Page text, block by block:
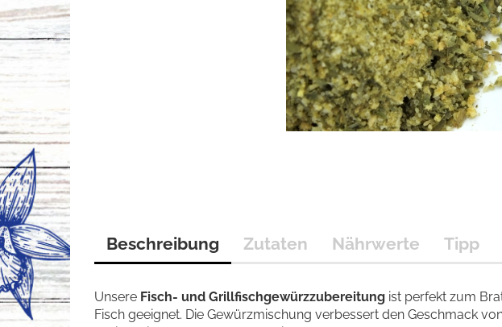
Beschreibung Zutaten Nährwerte Tipp
Unsere Fisch- und Grillfischgewürzzubereitung ist perfekt zum
Fisch geeignet. Die Gewürzmischung verbessert den Geschmack